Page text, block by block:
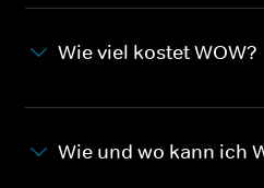
Wie viel kostet WOW?
Wie und wo kann ich